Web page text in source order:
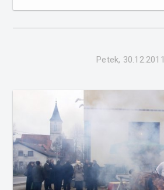
Petek, 30.12.2011